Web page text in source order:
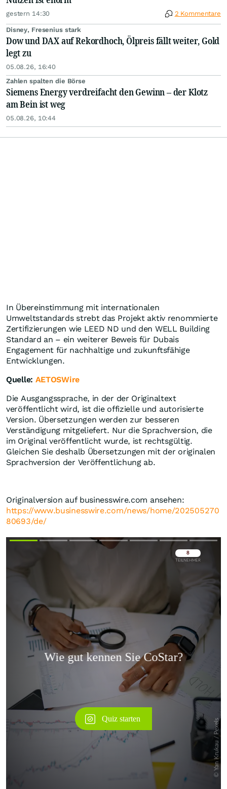
gestern 14:30 2 Kommentare
Disney, Fresenius stark
Dow und DAX auf Rekordhoch, Ölpreis fällt weiter, Gold
legt zu
05.08.26, 16:40
Zahlen spalten die Börse
Siemens Energy verdreifacht den Gewinn – der Klotz
am Bein ist weg
05.08.26, 10:44
In Übereinstimmung mit internationalen
Umweltstandards strebt das Projekt aktiv renommierte
Zertifizierungen wie LEED ND und den WELL Building
Standard an – ein weiterer Beweis für Dubais
Engagement für nachhaltige und zukunftsfähige
Entwicklungen.
Quelle: AETOSWire
Die Ausgangssprache, in der der Originaltext
veröffentlicht wird, ist die offizielle und autorisierte
Version. Übersetzungen werden zur besseren
Verständigung mitgeliefert. Nur die Sprachversion, die
im Original veröffentlicht wurde, ist rechtsgültig.
Gleichen Sie deshalb Übersetzungen mit der originalen
Sprachversion der Veröffentlichung ab.
Originalversion auf businesswire.com ansehen:
https://www.businesswire.com/news/home/202505270
80693/de/
Überspringen